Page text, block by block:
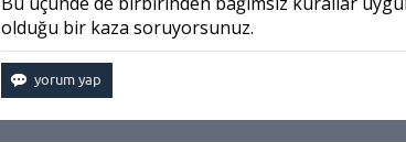
olduğu bir kaza soruyorsunuz.